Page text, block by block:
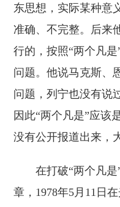
东思想，实际某种意
准确、不完整。后来
行的，按照“两个凡
问题。他说马克斯、
问题，列宁也没有说
因此“两个凡是”应该
没有公开报道出来，
在打破“两个凡是”
章，1978年5月11日